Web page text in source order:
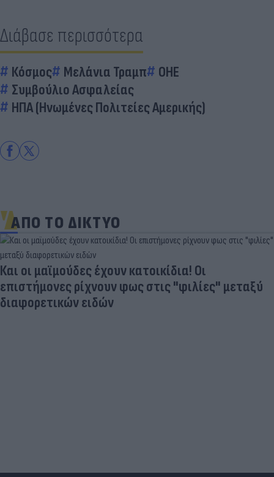
Διάβασε περισσότερα
Κόσμος Μελάνια Τραμπ
ΟΗΕ
Συμβούλιο Ασφαλείας
ΗΠΑ (Ηνωμένες Πολιτείες Αμερικής)
ΑΠΟ ΤΟ ΔΙΚΤΥΟ
Και οι μαϊμούδες έχουν κατοικίδια! Οι
επιστήμονες ρίχνουν φως στις "φιλίες" μεταξύ
διαφορετικών ειδών